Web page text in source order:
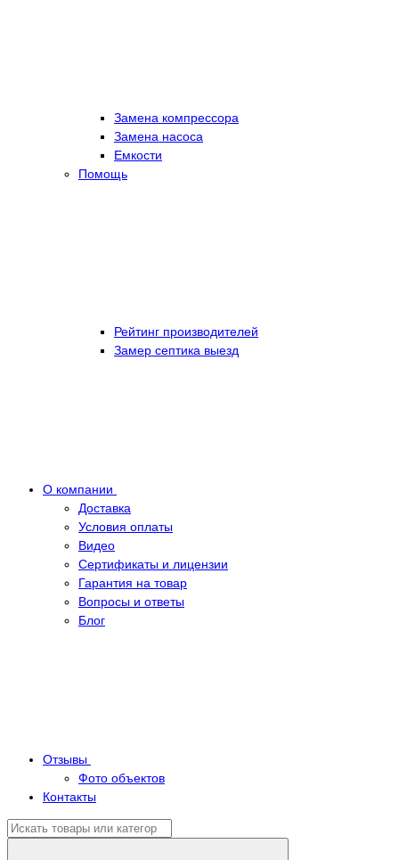
Замена компрессора
Замена насоса
Емкости
Помощь
Рейтинг производителей
Замер септика выезд
О компании
Доставка
Условия оплаты
Видео
Сертификаты и лицензии
Гарантия на товар
Вопросы и ответы
Блог
Отзывы
Фото объектов
Контакты